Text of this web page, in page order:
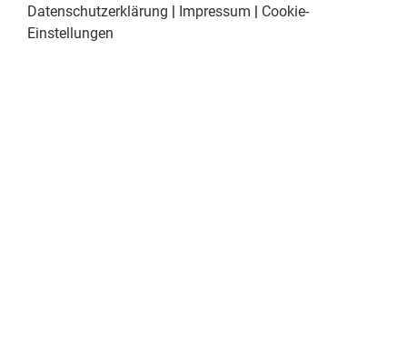
Datenschutzerklärung Impressum
Cookie-
Einstellungen